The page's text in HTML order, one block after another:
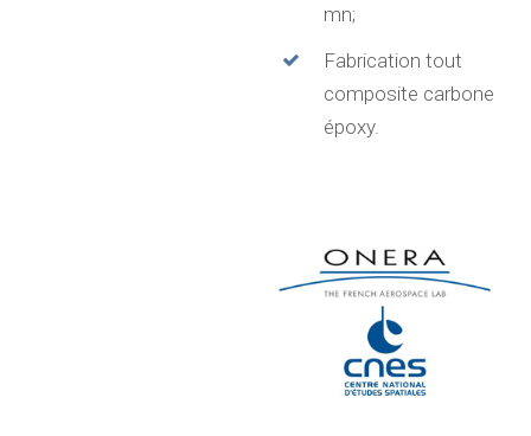
mn;
Fabrication tout
composite carbone
époxy.